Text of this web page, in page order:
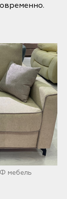
мебель